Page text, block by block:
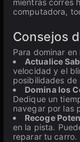
mientras corres
computadora,
Consejos
Para dominar en
Actualice
velocidad y el
posibilidades de
Domina los
Dedique un
navegar por las
Recoge
en la pista.
reparar tu carro.